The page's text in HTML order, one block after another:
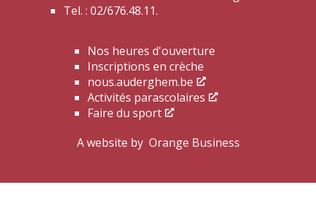
Tel. : 02/676.48.11.
Nos heures d'ouverture
Inscriptions en crèche
nous.auderghem.be
Activités parascolaires
Faire du sport
A website by Orange Business